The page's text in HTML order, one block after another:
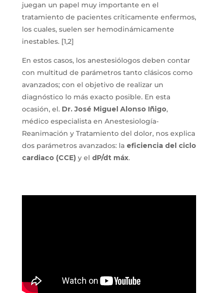
juegan un papel muy importante en el
tratamiento de pacientes críticamente enfermos,
los cuales, suelen ser hemodinámicamente
inestables. [1,2]
En estos casos, los anestesiólogos deben contar
con multitud de parámetros tanto clásicos como
avanzados; con el objetivo de realizar un
diagnóstico lo más exacto posible. En esta
ocasión, el. Dr. José Miguel Alonso Iñigo,
médico especialista en Anestesiología-
Reanimación y Tratamiento del dolor, nos explica
dos parámetros avanzados: la eficiencia del ciclo
cardiaco (CCE)y el dP/dt máx.